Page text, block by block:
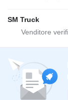
SM Truck